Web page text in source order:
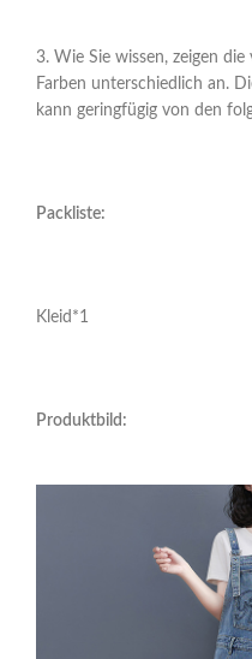
3. Wie Sie wissen, zeigen
Farben unterschiedlich an.
kann geringfügig von den
Packliste:
Kleid*1
Produktbild: